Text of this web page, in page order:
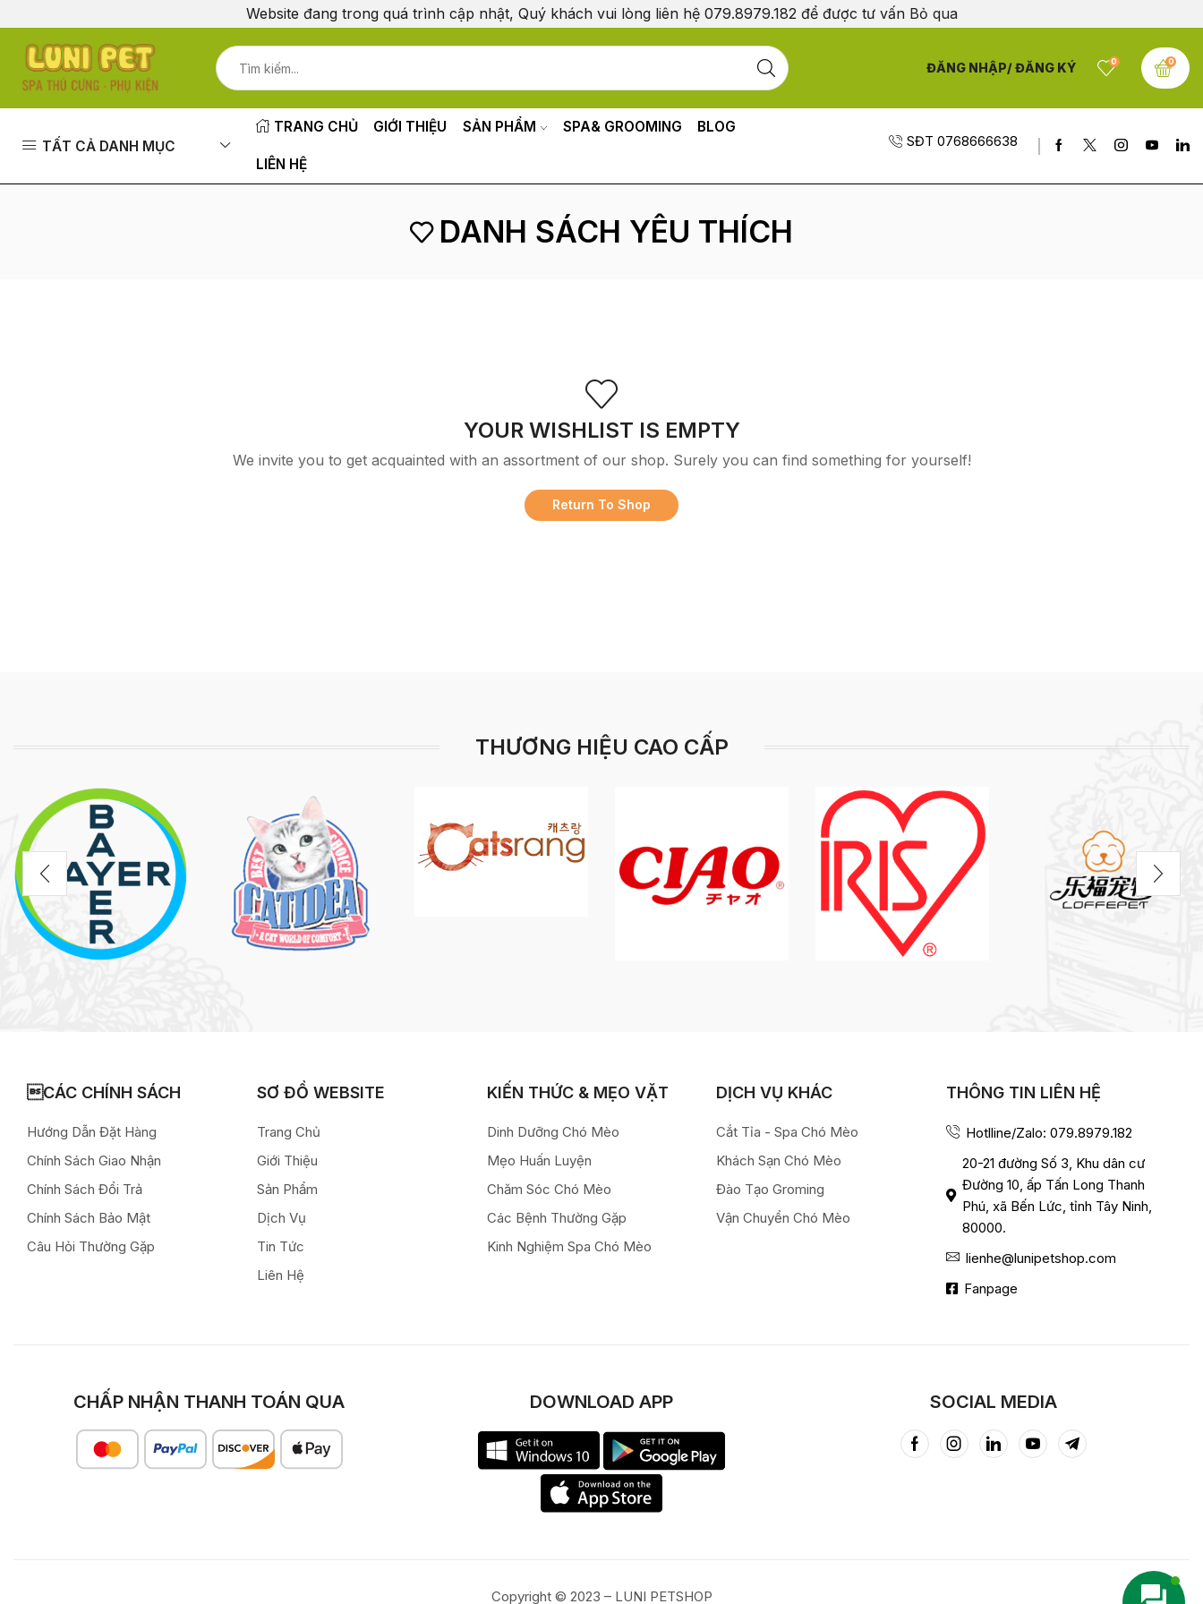
Website đang trong quá trình cập nhật, Quý khách vui lòng liên hệ 079.8979.182 để được tư vấn Bỏ qua
ĐĂNG NHẬP/ ĐĂNG KÝ 0 0
TẤT CẢ DANH MỤC
TRANG CHỦ GIỚI THIỆU SẢN PHẨM SPA& GROOMING BLOG
LIÊN HỆ
SĐT 0768666638
DANH SÁCH YÊU THÍCH
YOUR WISHLIST IS EMPTY
We invite you to get acquainted with an assortment of our shop. Surely you can find something for yourself!
Return To Shop
THƯƠNG HIỆU CAO CẤP
CÁC CHÍNH SÁCH
Hướng Dẫn Đặt Hàng
Chính Sách Giao Nhận
Chính Sách Đổi Trả
Chính Sách Bảo Mật
Câu Hỏi Thường Gặp
SƠ ĐỒ WEBSITE
Trang Chủ
Giới Thiệu
Sản Phẩm
Dịch Vụ
Tin Tức
Liên Hệ
KIẾN THỨC & MẸO VẶT
Dinh Dưỡng Chó Mèo
Mẹo Huấn Luyện
Chăm Sóc Chó Mèo
Các Bệnh Thường Gặp
Kinh Nghiệm Spa Chó Mèo
DỊCH VỤ KHÁC
Cắt Tỉa - Spa Chó Mèo
Khách Sạn Chó Mèo
Đào Tạo Groming
Vận Chuyển Chó Mèo
THÔNG TIN LIÊN HỆ
Hotlline/Zalo: 079.8979.182
20-21 đường Số 3, Khu dân cư
Đường 10, ấp Tấn Long Thanh
Phú, xã Bến Lức, tỉnh Tây Ninh,
80000.
lienhe@lunipetshop.com
Fanpage
CHẤP NHẬN THANH TOÁN QUA DOWNLOAD APP SOCIAL MEDIA
Copyright © 2023 – LUNI PETSHOP